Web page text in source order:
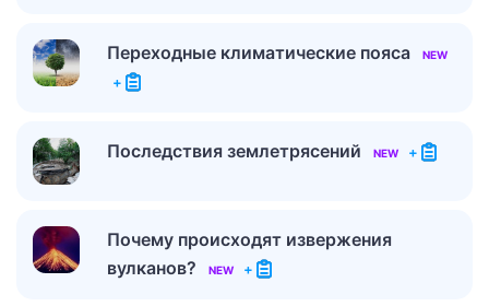
Переходные климатические пояса NEW
+
Последствия землетрясений NEW +
Почему происходят извержения
вулканов?
NEW +